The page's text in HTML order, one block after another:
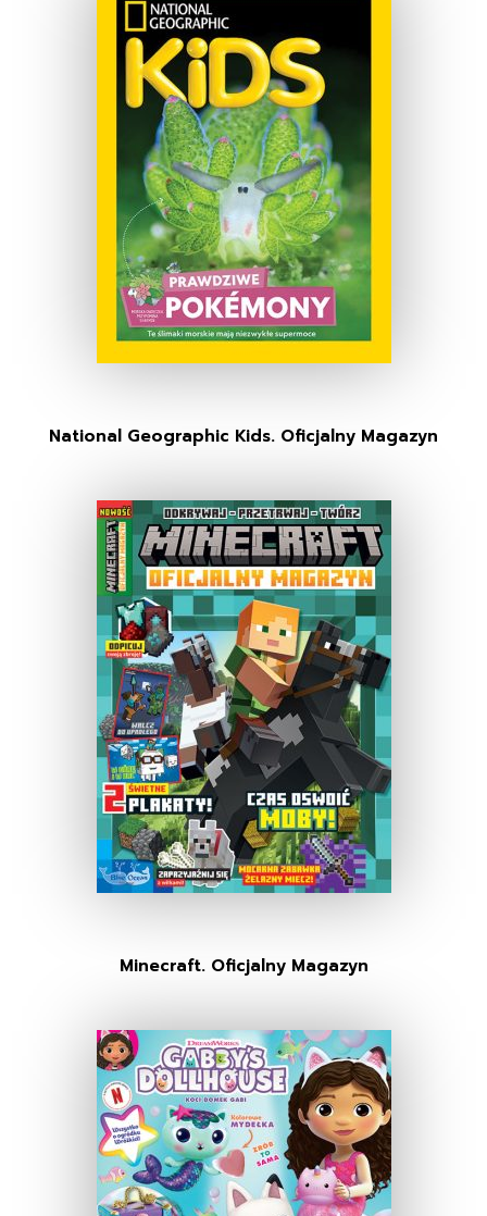
National Geographic Kids. Oficjalny Magazyn
Minecraft. Oficjalny Magazyn